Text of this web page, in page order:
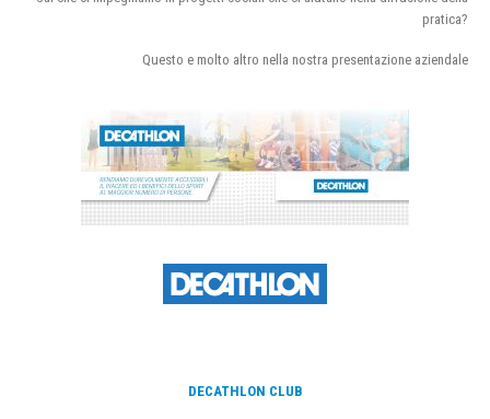
pratica?
Questo e molto altro nella nostra presentazione aziendale
DECATHLON CLUB